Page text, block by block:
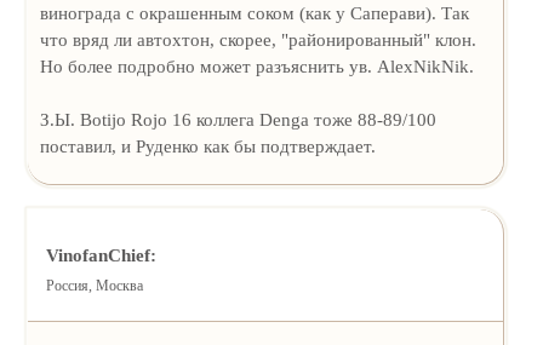
винограда с окрашенным соком (как у Саперави). Так
что вряд ли автохтон, скорее, "районированный" клон.
Но более подробно может разъяснить ув. AlexNikNik.
З.Ы. Botijo Rojo 16 коллега Denga тоже 88-89/100
поставил, и Руденко как бы подтверждает.
VinofanChief:
Россия, Москва